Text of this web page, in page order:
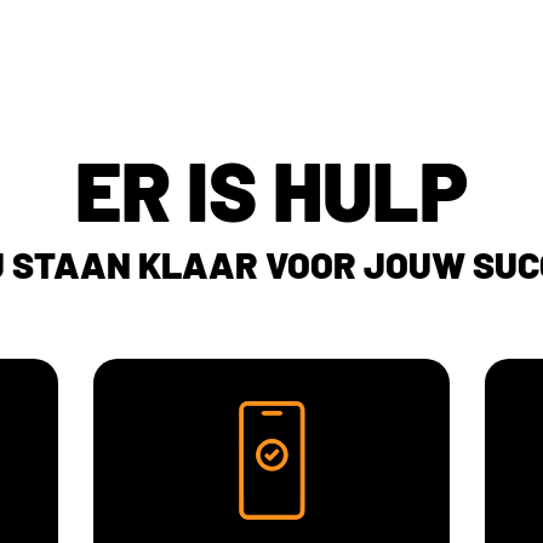
ER IS HULP
KLAAR VOOR JOUW